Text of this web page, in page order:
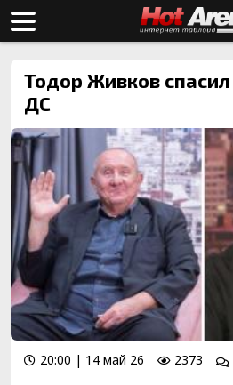
Тодор Живков
ДС
20:00 | 14 май 26 2373